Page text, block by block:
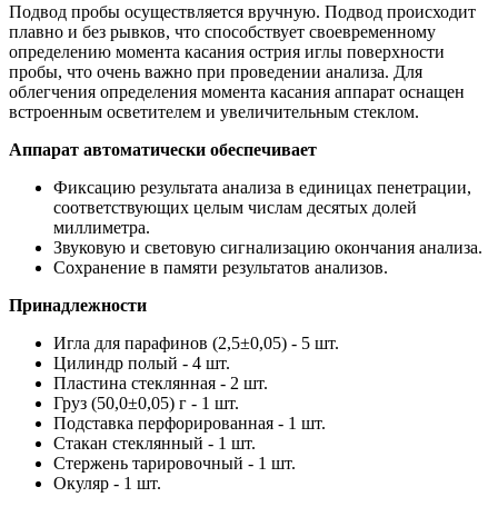
Подвод пробы осуществляется вручную. Подвод происходит
плавно и без рывков, что способствует своевременному
определению момента касания острия иглы поверхности
пробы, что очень важно при проведении анализа. Для
облегчения определения момента касания аппарат оснащен
встроенным осветителем и увеличительным стеклом.
Аппарат автоматически обеспечивает
Фиксацию результата анализа в единицах пенетрации,
соответствующих целым числам десятых долей
миллиметра.
Звуковую и световую сигнализацию окончания анализа.
Сохранение в памяти результатов анализов.
Принадлежности
Игла для парафинов (2,5±0,05) - 5 шт.
Цилиндр полый - 4 шт.
Пластина стеклянная - 2 шт.
Груз (50,0±0,05) г - 1 шт.
Подставка перфорированная - 1 шт.
Стакан стеклянный - 1 шт.
Стержень тарировочный - 1 шт.
Окуляр - 1 шт.